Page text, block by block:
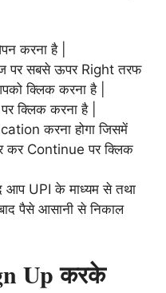
करना है |
पर सबसे ऊपर Right तरफ
क्लिक करना है |
क्लिक करना है |
करना होगा जिसमें
कर Continue पर क्लिक
आप UPI के माध्यम से तथा
पैसे आसानी से निकाल
Up करके